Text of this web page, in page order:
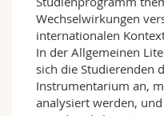
Wechselwirkungen
internationalen
In der Allgemeinen
sich die Studierenden
Instrumentarium an,
analysiert werden,